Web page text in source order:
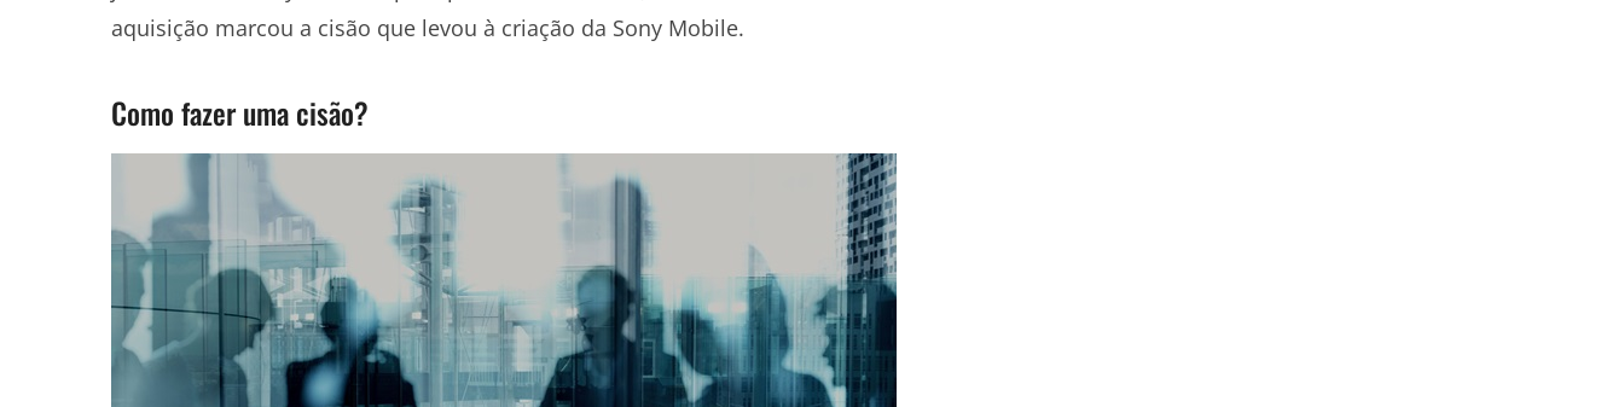
aquisição marcou a cisão que levou à criação da Sony Mobile.
Como fazer uma cisão?